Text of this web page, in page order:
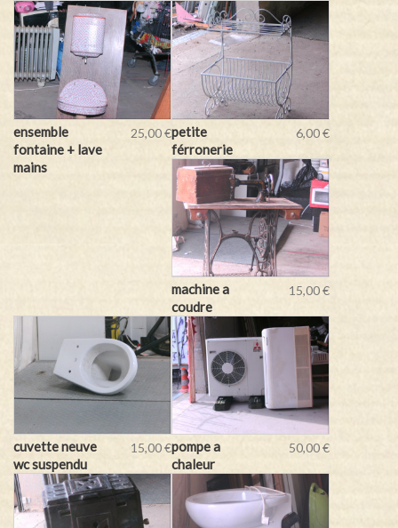
ensemble
fontaine + lave
mains
25,00 €petite
férronerie
6,00 €
machine a
coudre
15,00 €
cuvette neuve
wc suspendu
15,00 €pompe a
chaleur
50,00 €